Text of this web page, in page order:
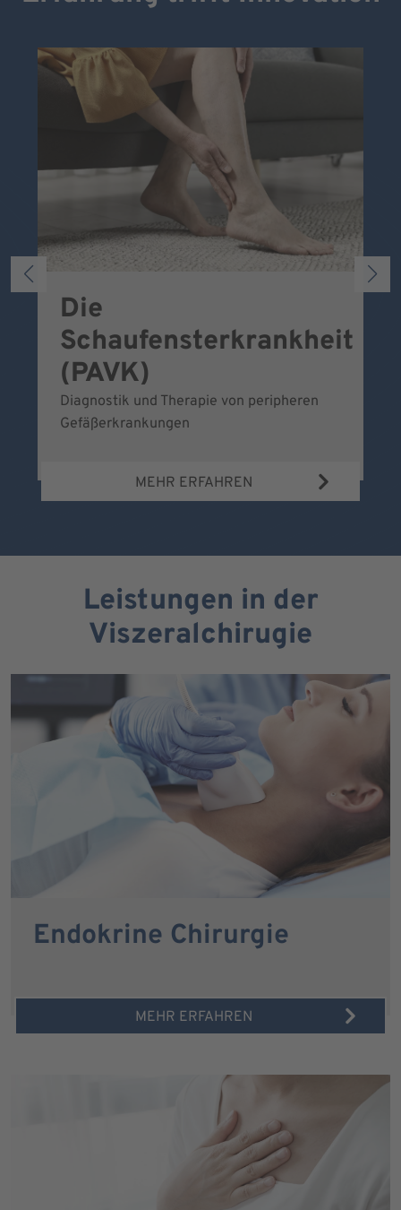
Die
Schaufensterkrankheit
(PAVK)
Diagnostik und Therapie von peripheren
Gefäßerkrankungen
MEHR ERFAHREN
Leistungen in der
Viszeralchirugie
Endokrine Chirurgie
MEHR ERFAHREN